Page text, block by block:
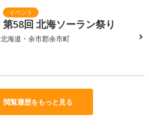
第58回 北海ソーラン祭り
北海道・余市郡余市町
閲覧履歴をもっと見る